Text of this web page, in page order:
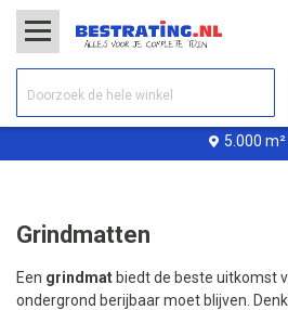
5.000 m²
Grindmatten
Een grindmat biedt de beste uitkomst
ondergrond berijbaar moet blijven.